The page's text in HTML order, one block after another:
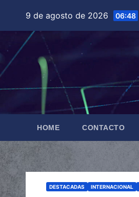
contenido
9 de agosto de 2026 06:48
HOME CONTACTO
DESTACADAS INTERNACIONAL